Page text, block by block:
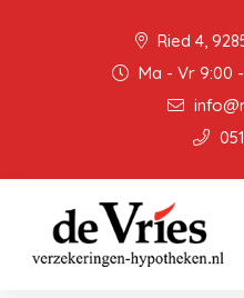
Ried 4,
Ma - Vr 9:00 -